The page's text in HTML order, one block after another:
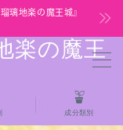
璃地楽の魔王城』
の魔王
成分類別